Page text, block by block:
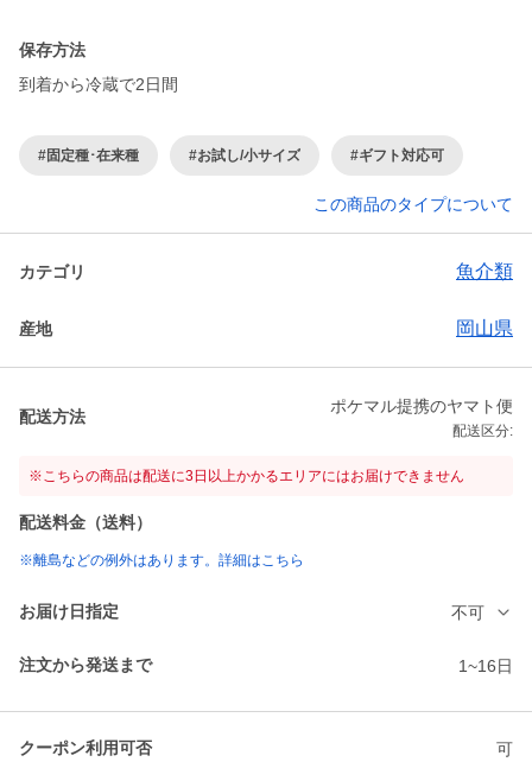
保存方法
到着から冷蔵で2日間
#固定種･在来種 #お試し/小サイズ #ギフト対応可
この商品のタイプについて
カテゴリ 魚介類
産地 岡山県
配送方法
ポケマル提携のヤマト便
配送区分:
※こちらの商品は配送に3日以上かかるエリアにはお届けできません
配送料金（送料）
※離島などの例外はあります。詳細はこちら
お届け日指定 不可
注文から発送まで 1~16日
クーポン利用可否 可